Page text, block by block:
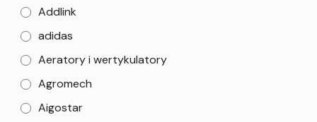
Addlink
adidas
Aeratory i wertykulatory
Agromech
Aigostar